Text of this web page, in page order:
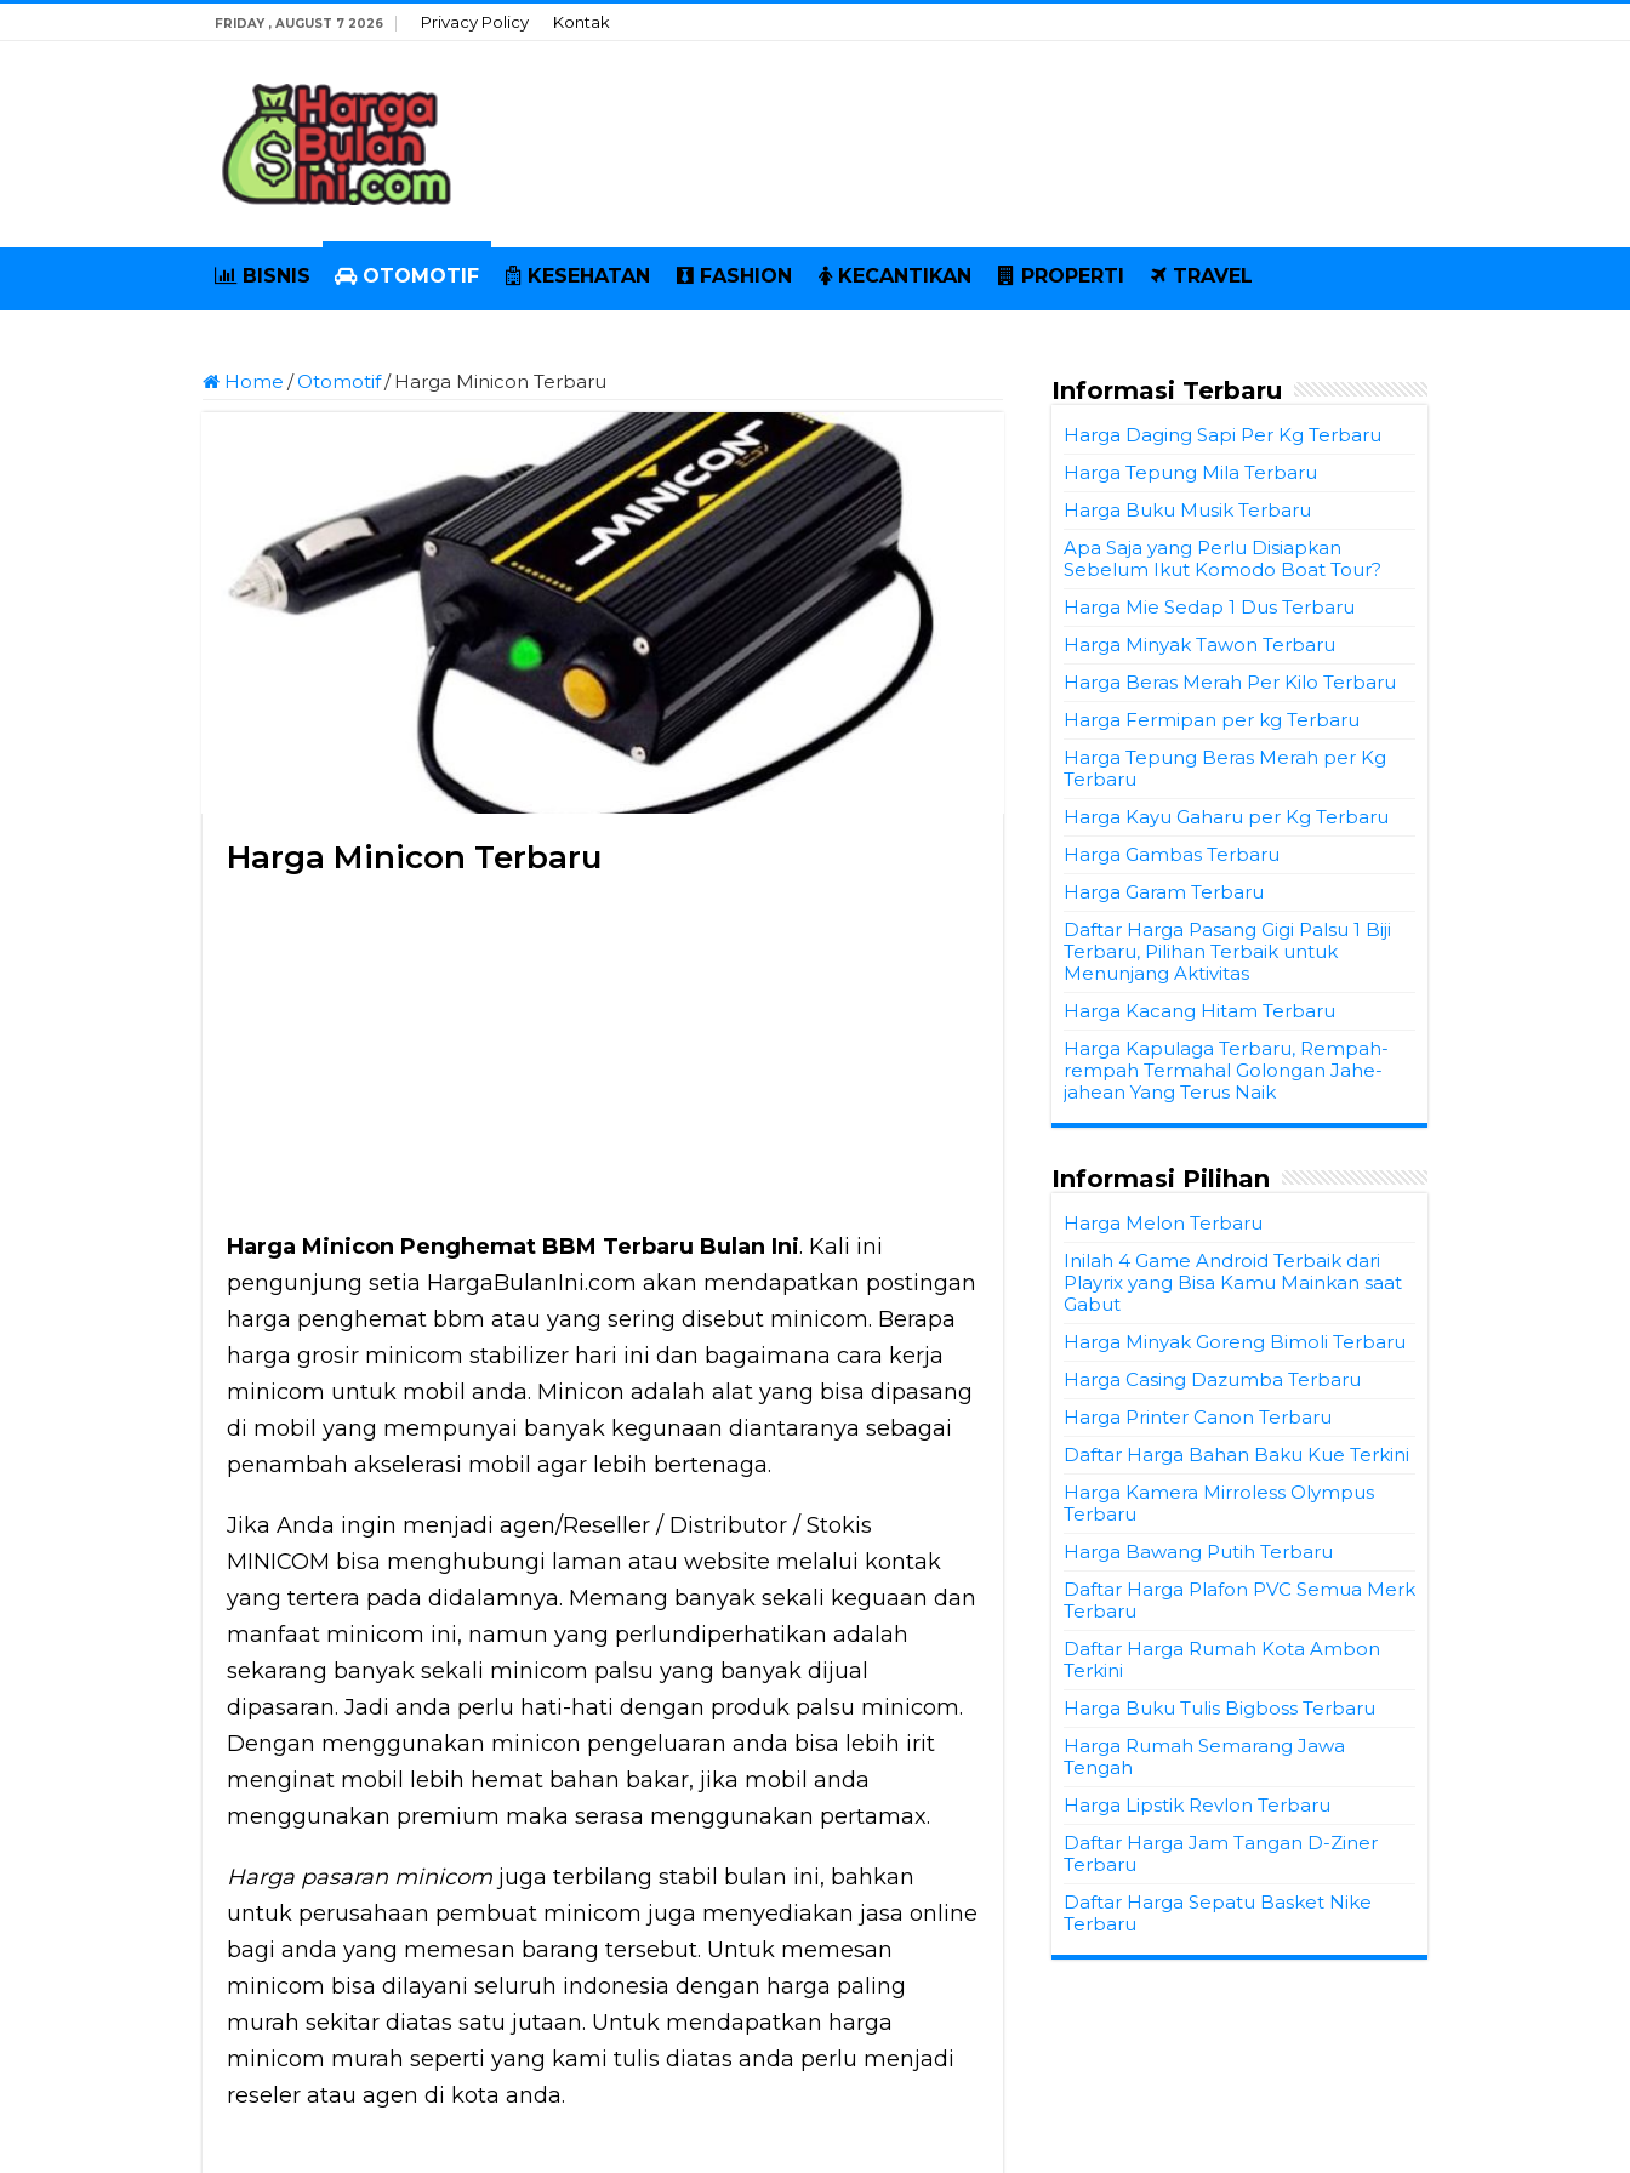
FRIDAY , AUGUST 7 2026 Privacy Policy Kontak
BISNIS OTOMOTIF KESEHATAN FASHION KECANTIKAN PROPERTI TRAVEL
Home /Otomotif/ Harga Minicon Terbaru
Harga Minicon Terbaru
Harga Minicon Penghemat BBM Terbaru Bulan Ini. Kali ini
pengunjung setia HargaBulanIni.com akan mendapatkan postingan
harga penghemat bbm atau yang sering disebut minicom. Berapa
harga grosir minicom stabilizer hari ini dan bagaimana cara kerja
minicom untuk mobil anda. Minicon adalah alat yang bisa dipasang
di mobil yang mempunyai banyak kegunaan diantaranya sebagai
penambah akselerasi mobil agar lebih bertenaga.
Jika Anda ingin menjadi agen/Reseller / Distributor / Stokis
MINICOM bisa menghubungi laman atau website melalui kontak
yang tertera pada didalamnya. Memang banyak sekali keguaan dan
manfaat minicom ini, namun yang perlundiperhatikan adalah
sekarang banyak sekali minicom palsu yang banyak dijual
dipasaran. Jadi anda perlu hati-hati dengan produk palsu minicom.
Dengan menggunakan minicon pengeluaran anda bisa lebih irit
menginat mobil lebih hemat bahan bakar, jika mobil anda
menggunakan premium maka serasa menggunakan pertamax.
Harga pasaran minicom juga terbilang stabil bulan ini, bahkan
untuk perusahaan pembuat minicom juga menyediakan jasa online
bagi anda yang memesan barang tersebut. Untuk memesan
minicom bisa dilayani seluruh indonesia dengan harga paling
murah sekitar diatas satu jutaan. Untuk mendapatkan harga
minicom murah seperti yang kami tulis diatas anda perlu menjadi
reseler atau agen di kota anda.
Informasi Terbaru
Harga Daging Sapi Per Kg Terbaru
Harga Tepung Mila Terbaru
Harga Buku Musik Terbaru
Apa Saja yang Perlu Disiapkan
Sebelum Ikut Komodo Boat Tour?
Harga Mie Sedap 1 Dus Terbaru
Harga Minyak Tawon Terbaru
Harga Beras Merah Per Kilo Terbaru
Harga Fermipan per kg Terbaru
Harga Tepung Beras Merah per Kg
Terbaru
Harga Kayu Gaharu per Kg Terbaru
Harga Gambas Terbaru
Harga Garam Terbaru
Daftar Harga Pasang Gigi Palsu 1 Biji
Terbaru, Pilihan Terbaik untuk
Menunjang Aktivitas
Harga Kacang Hitam Terbaru
Harga Kapulaga Terbaru, Rempah-
rempah Termahal Golongan Jahe-
jahean Yang Terus Naik
Informasi Pilihan
Harga Melon Terbaru
Inilah 4 Game Android Terbaik dari
Playrix yang Bisa Kamu Mainkan saat
Gabut
Harga Minyak Goreng Bimoli Terbaru
Harga Casing Dazumba Terbaru
Harga Printer Canon Terbaru
Daftar Harga Bahan Baku Kue Terkini
Harga Kamera Mirroless Olympus
Terbaru
Harga Bawang Putih Terbaru
Daftar Harga Plafon PVC Semua Merk
Terbaru
Daftar Harga Rumah Kota Ambon
Terkini
Harga Buku Tulis Bigboss Terbaru
Harga Rumah Semarang Jawa
Tengah
Harga Lipstik Revlon Terbaru
Daftar Harga Jam Tangan D-Ziner
Terbaru
Daftar Harga Sepatu Basket Nike
Terbaru